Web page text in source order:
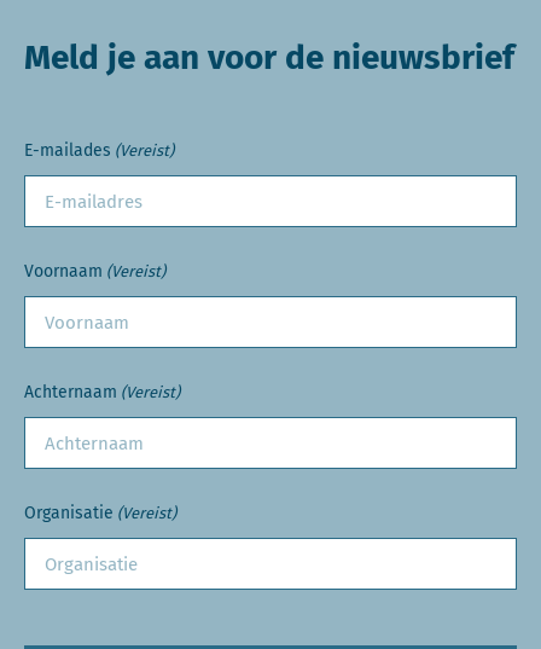
Meld je aan voor de nieuwsbrief
E-mailades (Vereist)
Voornaam (Vereist)
Achternaam (Vereist)
Organisatie (Vereist)